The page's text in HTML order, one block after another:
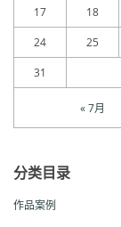
« 7月
17 18
24
25
31
分类目录
作品案例